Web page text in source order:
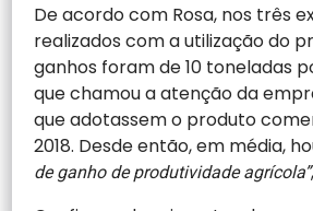
De acordo com Rosa, nos três
realizados com a utilização do
ganhos foram de 10 toneladas
que chamou a atenção da
que adotassem o produto
2018. Desde então, em média,
de ganho de produtividade agrícola”